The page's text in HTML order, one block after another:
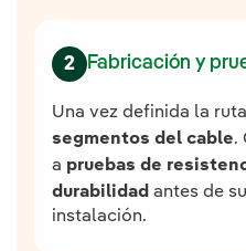
2 Fabricación y
Una vez definida la
segmentos del cable.
a pruebas de
durabilidad antes de
instalación.